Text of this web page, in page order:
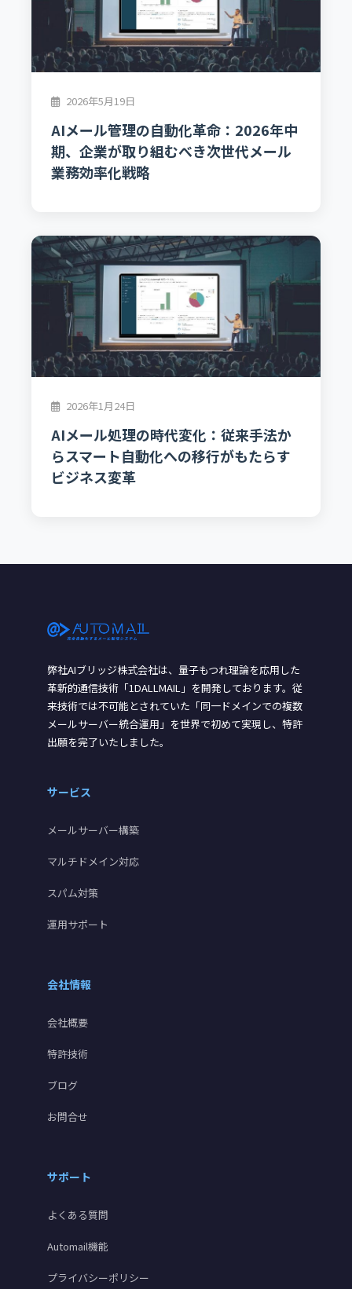
2026年5月19日
AIメール管理の自動化革命：2026年中
期、企業が取り組むべき次世代メール
業務効率化戦略
2026年1月24日
AIメール処理の時代変化：従来手法か
らスマート自動化への移行がもたらす
ビジネス変革
弊社AIブリッジ株式会社は、量子もつれ理論を応用した
革新的通信技術「1DALLMAIL」を開発しております。従
来技術では不可能とされていた「同一ドメインでの複数
メールサーバー統合運用」を世界で初めて実現し、特許
出願を完了いたしました。
サービス
メールサーバー構築
マルチドメイン対応
スパム対策
運用サポート
会社情報
会社概要
特許技術
ブログ
お問合せ
サポート
よくある質問
Automail機能
プライバシーポリシー